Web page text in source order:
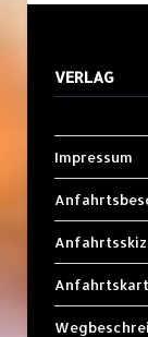
VERLAG
Impressum